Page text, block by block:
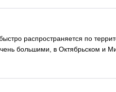
распространяется по
большими, в Октябрьском и